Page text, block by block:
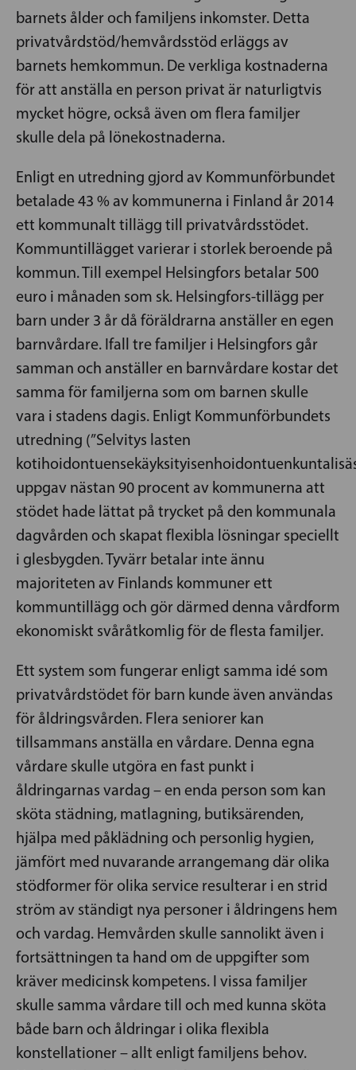
barnets ålder och familjens inkomster. Detta
privatvårdstöd/hemvårdsstöd erläggs av
barnets hemkommun. De verkliga kostnaderna
för att anställa en person privat är naturligtvis
mycket högre, också även om flera familjer
skulle dela på lönekostnaderna.
Enligt en utredning gjord av Kommunförbundet
betalade 43 % av kommunerna i Finland år 2014
ett kommunalt tillägg till privatvårdsstödet.
Kommuntillägget varierar i storlek beroende på
kommun. Till exempel Helsingfors betalar 500
euro i månaden som sk. Helsingfors-tillägg per
barn under 3 år då föräldrarna anställer en egen
barnvårdare. Ifall tre familjer i Helsingfors går
samman och anställer en barnvårdare kostar det
samma för familjerna som om barnen skulle
vara i stadens dagis. Enligt Kommunförbundets
utredning (”Selvitys lasten
uppgav nästan 90 procent av kommunerna att
stödet hade lättat på trycket på den kommunala
dagvården och skapat flexibla lösningar speciellt
i glesbygden. Tyvärr betalar inte ännu
majoriteten av Finlands kommuner ett
kommuntillägg och gör därmed denna vårdform
ekonomiskt svåråtkomlig för de flesta familjer.
Ett system som fungerar enligt samma idé som
privatvårdstödet för barn kunde även användas
för åldringsvården. Flera seniorer kan
tillsammans anställa en vårdare. Denna egna
vårdare skulle utgöra en fast punkt i
åldringarnas vardag – en enda person som kan
sköta städning, matlagning, butiksärenden,
hjälpa med påklädning och personlig hygien,
jämfört med nuvarande arrangemang där olika
stödformer för olika service resulterar i en strid
ström av ständigt nya personer i åldringens hem
och vardag. Hemvården skulle sannolikt även i
fortsättningen ta hand om de uppgifter som
kräver medicinsk kompetens. I vissa familjer
skulle samma vårdare till och med kunna sköta
både barn och åldringar i olika flexibla
konstellationer – allt enligt familjens behov.